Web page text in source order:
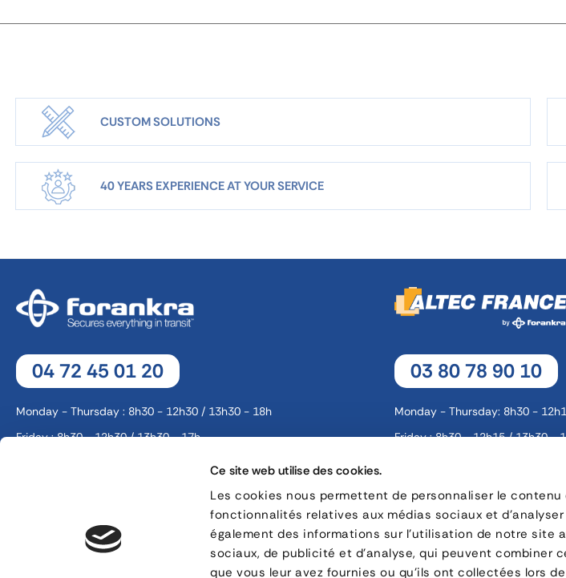
Ce site web utilise des cookies.
Les cookies nous permettent de personnaliser le
fonctionnalités relatives aux médias sociaux et
également des informations sur l'utilisation de notre site
sociaux, de publicité et d'analyse, qui peuvent combiner
que vous leur avez fournies ou qu'ils ont collectées lors
CUSTOM SOLUTIONS
40 YEARS EXPERIENCE AT YOUR SERVICE
04 72 45 01 20
Monday - Thursday : 8h30 - 12h30 / 13h30 - 18h
Friday : 8h30 - 12h30 / 13h30 - 17h
8, rue Jacques de Vaucanson - 69 780 Mions
03 80 78 90 10
Monday - Thursday: 8h30 -
Friday : 8h30 - 12h15 / 13h30 -
16, rue Charles André Rémi
CONTACT